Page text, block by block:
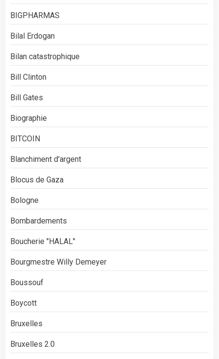
BIGPHARMAS
Bilal Erdogan
Bilan catastrophique
Bill Clinton
Bill Gates
Biographie
BITCOIN
Blanchiment d'argent
Blocus de Gaza
Bologne
Bombardements
Boucherie "HALAL"
Bourgmestre Willy Demeyer
Boussouf
Boycott
Bruxelles
Bruxelles 2.0